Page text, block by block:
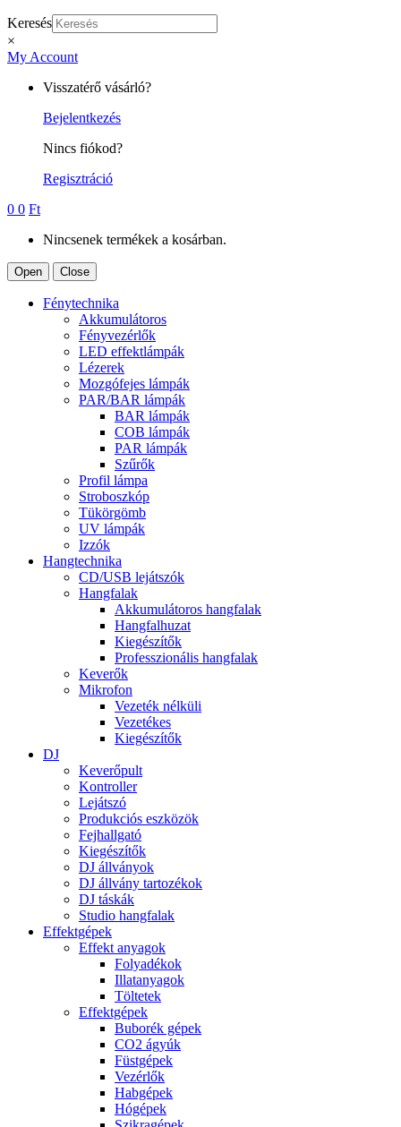
Keresés
×
My Account
Visszatérő vásárló?
Bejelentkezés
Nincs fiókod?
Regisztráció
0 0 Ft
Nincsenek termékek a kosárban.
Open Close
Fénytechnika
Akkumulátoros
Fényvezérlők
LED effektlámpák
Lézerek
Mozgófejes lámpák
PAR/BAR lámpák
BAR lámpák
COB lámpák
PAR lámpák
Szűrők
Profil lámpa
Stroboszkóp
Tükörgömb
UV lámpák
Izzók
Hangtechnika
CD/USB lejátszók
Hangfalak
Akkumulátoros hangfalak
Hangfalhuzat
Kiegészítők
Professzionális hangfalak
Keverők
Mikrofon
Vezeték nélküli
Vezetékes
Kiegészítők
DJ
Keverőpult
Kontroller
Lejátszó
Produkciós eszközök
Fejhallgató
Kiegészítők
DJ állványok
DJ állvány tartozékok
DJ táskák
Studio hangfalak
Effektgépek
Effekt anyagok
Folyadékok
Illatanyagok
Töltetek
Effektgépek
Buborék gépek
CO2 ágyúk
Füstgépek
Vezérlők
Habgépek
Hógépek